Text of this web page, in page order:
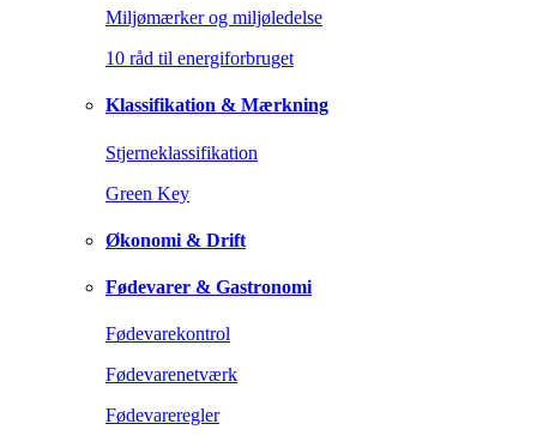
Miljømærker og miljøledelse
10 råd til energiforbruget
Klassifikation & Mærkning
Stjerneklassifikation
Green Key
Økonomi & Drift
Fødevarer & Gastronomi
Fødevarekontrol
Fødevarenetværk
Fødevareregler